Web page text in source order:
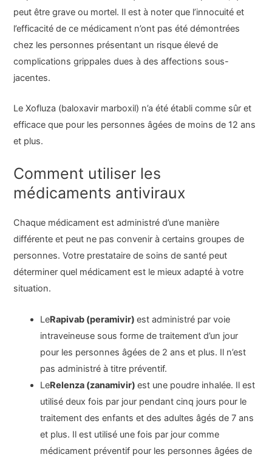
peut être grave ou mortel. Il est à noter que l’innocuité et
l’efficacité de ce médicament n’ont pas été démontrées
chez les personnes présentant un risque élevé de
complications grippales dues à des affections sous-
jacentes.
Le Xofluza (baloxavir marboxil) n’a été établi comme sûr et
efficace que pour les personnes âgées de moins de 12 ans
et plus.
Comment utiliser les
médicaments antiviraux
Chaque médicament est administré d’une manière
différente et peut ne pas convenir à certains groupes de
personnes. Votre prestataire de soins de santé peut
déterminer quel médicament est le mieux adapté à votre
situation.
LeRapivab (peramivir)est administré par voie
intraveineuse sous forme de traitement d’un jour
pour les personnes âgées de 2 ans et plus. Il n’est
pas administré à titre préventif.
LeRelenza (zanamivir)est une poudre inhalée. Il est
utilisé deux fois par jour pendant cinq jours pour le
traitement des enfants et des adultes âgés de 7 ans
et plus. Il est utilisé une fois par jour comme
médicament préventif pour les personnes âgées de